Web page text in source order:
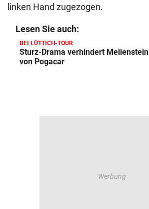
linken Hand zugezogen.
Lesen Sie auch:
BEI LÜTTICH-TOUR
Sturz-Drama verhindert Meilenstein
von Pogacar